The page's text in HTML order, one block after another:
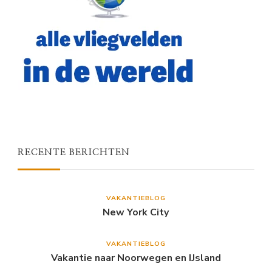
RECENTE BERICHTEN
VAKANTIEBLOG
New York City
VAKANTIEBLOG
Vakantie naar Noorwegen en IJsland